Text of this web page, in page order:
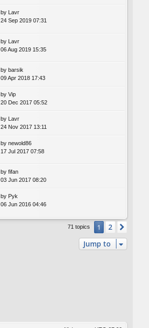
by Lavr
24 Sep 2019 07:31
by Lavr
06 Aug 2019 15:35
by barsik
09 Apr 2018 17:43
by Vip
20 Dec 2017 05:52
by Lavr
24 Nov 2017 13:11
by newold86
17 Jul 2017 07:58
by fifan
03 Jun 2017 08:20
by Pyk
06 Jun 2016 04:46
71 topics 1 2
Jump to